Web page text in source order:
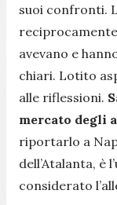
suoi confronti.
avevano e
chiari. Lotito
alle riflessioni.
mercato degli
riportarlo a
dell’Atalanta, è
considerato